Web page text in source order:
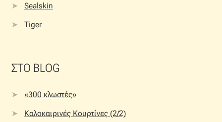
Sealskin
Tiger
ΣΤΟ BLOG
«300 κλωστές»
Καλοκαιρινές Κουρτίνες (2/2)